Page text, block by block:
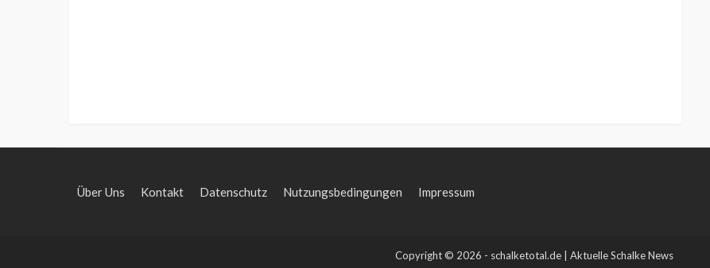
Über Uns Kontakt Datenschutz Nutzungsbedingungen Impressum
Copyright © 2026 - schalketotal.de | Aktuelle Schalke News